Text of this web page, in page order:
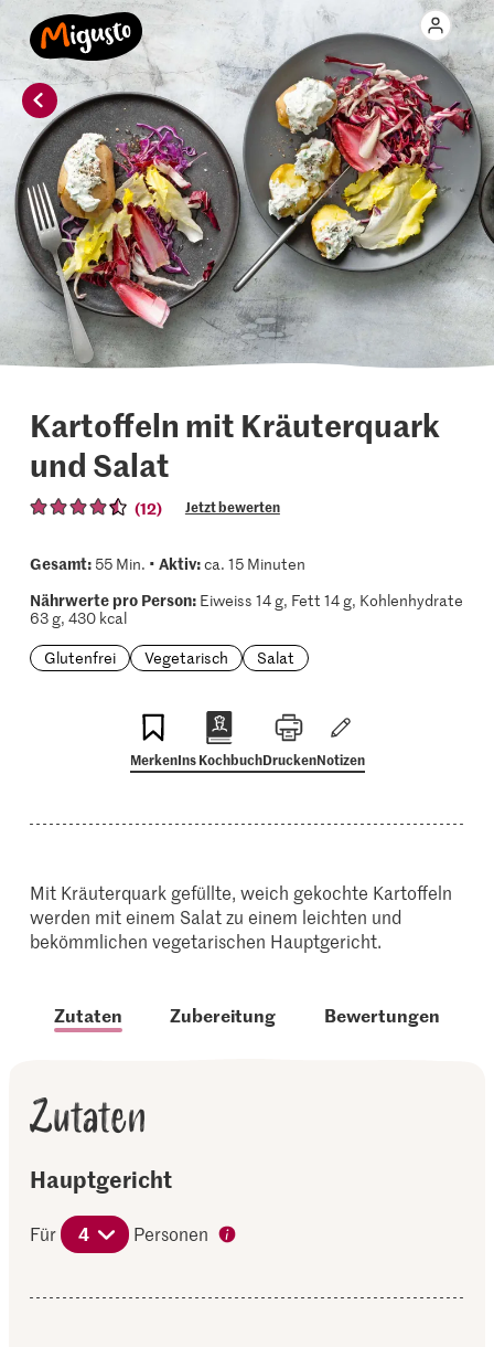
Kartoffeln mit Kräuterquark
und Salat
(12) Jetzt bewerten
Gesamt:55 Min. • Aktiv:ca. 15 Minuten
Nährwerte pro Person:Eiweiss 14 g, Fett 14 g, Kohlenhydrate
63 g, 430 kcal
Glutenfrei
Vegetarisch Salat
MerkenIns KochbuchDruckenNotizen
Mit Kräuterquark gefüllte, weich gekochte Kartoffeln
werden mit einem Salat zu einem leichten und
bekömmlichen vegetarischen Hauptgericht.
Zutaten Zubereitung Bewertungen
Zutaten
Hauptgericht
Für 4 Personen